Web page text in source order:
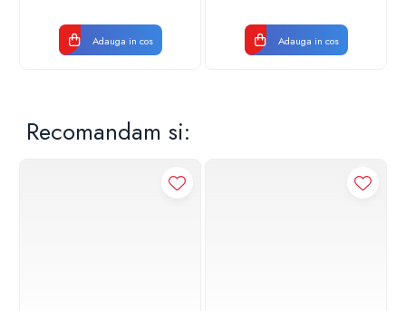
Adauga in cos Adauga in cos
Recomandam si: